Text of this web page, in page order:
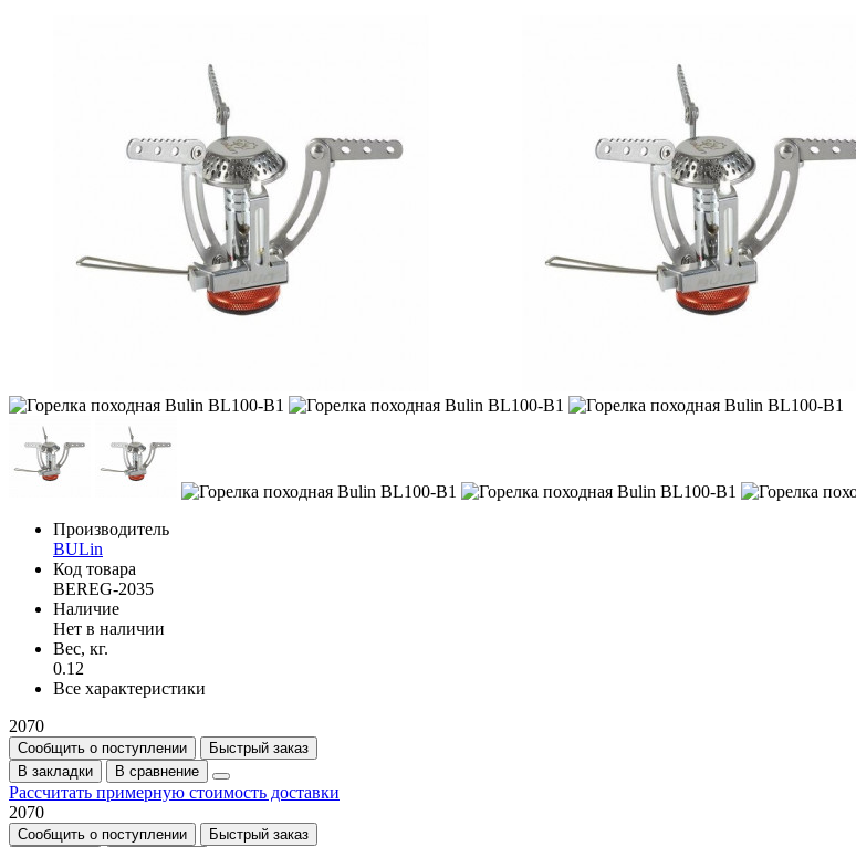
Производитель
BULin
Код товара
BEREG-2035
Наличие
Нет в наличии
Вес, кг.
0.12
Все характеристики
2070
Сообщить о поступлении
Быстрый заказ
В закладки
В сравнение
Рассчитать примерную стоимость доставки
2070
Сообщить о поступлении
Быстрый заказ